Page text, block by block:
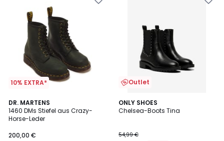
10% EXTRA*
DR. MARTENS
1460 DMs Stiefel aus Crazy-
Horse-Leder
200,00 €
Outlet
ONLY SHOES
Chelsea-Boots Tina
54,99 €